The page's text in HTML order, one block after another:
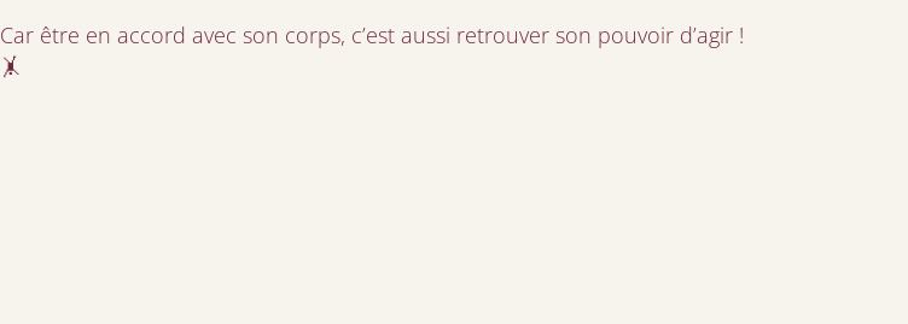
Car être en accord avec son corps, c’est aussi retrouver son pouvoir d’agir !
🤸